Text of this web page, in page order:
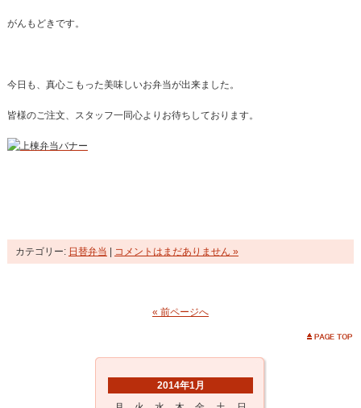
2014年1月
がんもどきです。
今日も、真心こもった美味しいお弁当が出来ました。
皆様のご注文、スタッフ一同心よりお待ちしております。
カテゴリー: 日替弁当 コメントはまだありません »
« 前ページへ